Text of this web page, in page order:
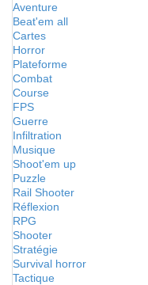
Aventure
Beat'em all
Cartes
Horror
Plateforme
Combat
Course
FPS
Guerre
Infiltration
Musique
Shoot'em up
Puzzle
Rail Shooter
Réflexion
RPG
Shooter
Stratégie
Survival horror
Tactique